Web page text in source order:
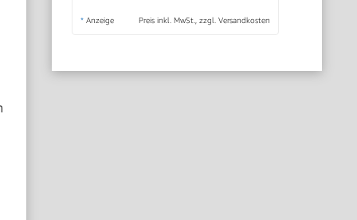
* Anzeige Preis inkl. MwSt., zzgl. Versandkosten